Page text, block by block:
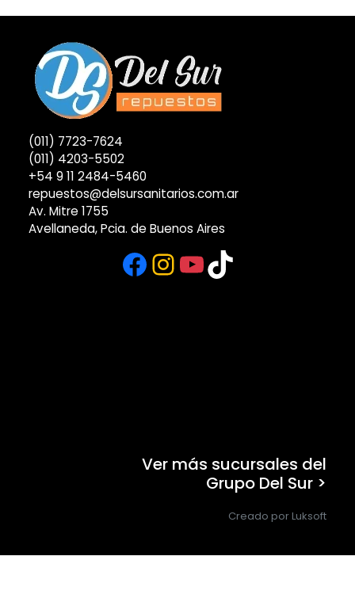
(011) 7723-7624
(011) 4203-5502
+54 9 11 2484-5460
repuestos@delsursanitarios.com.ar
Av. Mitre 1755
Avellaneda, Pcia. de Buenos Aires
Facebook
Instagram
YouTube
TikTok
Ver más sucursales del
Grupo Del Sur >
Creado por Luksoft